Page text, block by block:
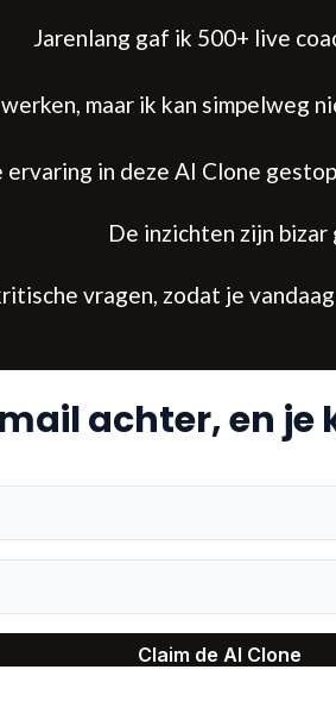
Jarenlang gaf ik 500+ live
maar ik kan simpelweg
ervaring in deze AI Clone
De inzichten zijn bizar
vragen, zodat je
achter, en
Claim de AI Clone